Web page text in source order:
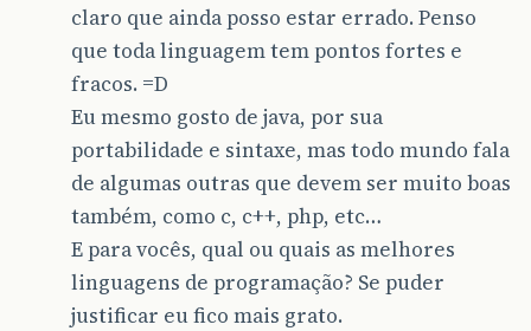
claro que ainda posso estar errado. Penso
que toda linguagem tem pontos fortes e
fracos. =D
Eu mesmo gosto de java, por sua
portabilidade e sintaxe, mas todo mundo fala
de algumas outras que devem ser muito boas
também, como c, c++, php, etc…
E para vocês, qual ou quais as melhores
linguagens de programação? Se puder
justificar eu fico mais grato.